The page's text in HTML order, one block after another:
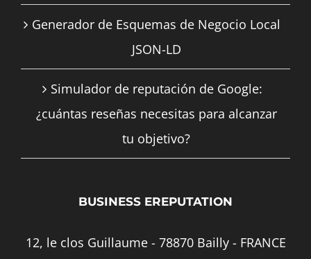
Generador de Esquemas de Negocio Local
JSON-LD
Simulador de reputación de Google:
¿cuántas reseñas necesitas para alcanzar
tu objetivo?
BUSINESS EREPUTATION
12, le clos Guillaume - 78870 Bailly - FRANCE